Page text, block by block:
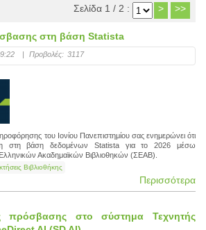
Σελίδα 1 / 2 : > >>
στη βάση Statista
| Προβολές: 3117
του Ιονίου Πανεπιστημίου σας ενημερώνει ότι
στη βάση δεδομένων Statista για το 2026 μέσω
Ακαδημαϊκών Βιβλιοθηκών (ΣΕΑΒ).
Βιβλιοθήκης
Περισσότερα
πρόσβασης στο σύστημα Τεχνητής